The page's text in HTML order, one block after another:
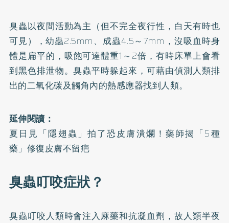
臭蟲以夜間活動為主（但不完全夜行性，白天有時也
可見），幼蟲2.5mm、成蟲4.5～7mm，沒吸血時身
體是扁平的，吸飽可達體重1～2倍，有時床單上會看
到黑色排泄物。臭蟲平時躲起來，可藉由偵測人類排
出的二氧化碳及觸角內的熱感應器找到人類。
延伸閱讀：
夏日見「隱翅蟲」拍了恐皮膚潰爛！藥師揭「5種
藥」修復皮膚不留疤
臭蟲叮咬症狀？
臭蟲叮咬人類時會注入麻藥和抗凝血劑，故人類半夜